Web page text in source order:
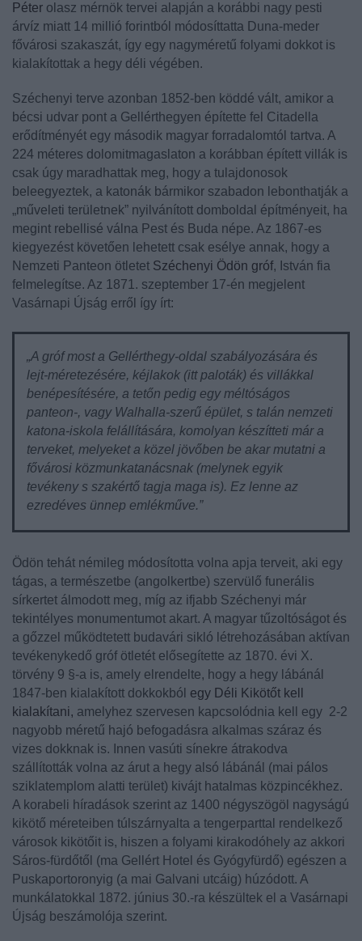
Péter olasz mérnök tervei alapján a korábbi nagy pesti
árvíz miatt 14 millió forintból módosíttatta Duna-meder
fővárosi szakaszát, így egy nagyméretű folyami dokkot is
kialakítottak a hegy déli végében.
Széchenyi terve azonban 1852-ben köddé vált, amikor a
bécsi udvar pont a Gellérthegyen építette fel Citadella
erődítményét egy második magyar forradalomtól tartva. A
224 méteres dolomitmagaslaton a korábban épített villák is
csak úgy maradhattak meg, hogy a tulajdonosok
beleegyeztek, a katonák bármikor szabadon lebonthatják a
„műveleti területnek” nyilvánított domboldal építményeit, ha
megint rebellisé válna Pest és Buda népe. Az 1867-es
kiegyezést követően lehetett csak esélye annak, hogy a
Nemzeti Panteon ötletet Széchenyi Ödön gróf, István fia
felmelegítse. Az 1871. szeptember 17-én megjelent
Vasárnapi Újság erről így írt:
„A gróf most a Gellérthegy-oldal szabályozására és
lejt-méretezésére, kéjlakok (itt paloták) és villákkal
benépesítésére, a tetőn pedig egy méltóságos
panteon-, vagy Walhalla-szerű épület, s talán nemzeti
katona-iskola felállítására, komolyan készítteti már a
terveket, melyeket a közel jövőben be akar mutatni a
fővárosi közmunkatanácsnak (melynek egyik
tevékeny s szakértő tagja maga is). Ez lenne az
ezredéves ünnep emlékműve.”
Ödön tehát némileg módosította volna apja terveit, aki egy
tágas, a természetbe (angolkertbe) szervülő funerális
sírkertet álmodott meg, míg az ifjabb Széchenyi már
tekintélyes monumentumot akart. A magyar tűzoltóságot és
a gőzzel működtetett budavári sikló létrehozásában aktívan
tevékenykedő gróf ötletét elősegítette az 1870. évi X.
törvény 9 §-a is, amely elrendelte, hogy a hegy lábánál
1847-ben kialakított dokkokból egy Déli Kikötőt kell
kialakítani, amelyhez szervesen kapcsolódnia kell egy 2-2
nagyobb méretű hajó befogadásra alkalmas száraz és
vizes dokknak is. Innen vasúti sínekre átrakodva
szállították volna az árut a hegy alsó lábánál (mai pálos
sziklatemplom alatti terület) kivájt hatalmas közpincékhez.
A korabeli híradások szerint az 1400 négyszögöl nagyságú
kikötő méreteiben túlszárnyalta a tengerparttal rendelkező
városok kikötőit is, hiszen a folyami kirakodóhely az akkori
Sáros-fürdőtől (ma Gellért Hotel és Gyógyfürdő) egészen a
Puskaportoronyig (a mai Galvani utcáig) húzódott. A
munkálatokkal 1872. június 30.-ra készültek el a Vasárnapi
Újság beszámolója szerint.